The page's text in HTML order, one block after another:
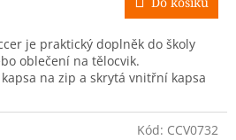
je praktický doplněk do školy
oblečení na tělocvik.
na zip a skrytá vnitřní kapsa
Kód: CCV0732